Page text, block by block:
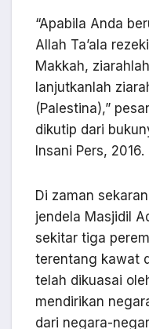
“Apabila Anda
Allah Ta’ala
Makkah,
lanjutkanlah
(Palestina),”
dikutip dari
Insani Pers, 2016.
Di zaman
jendela Masjidil
sekitar tiga
terentang kawat
telah dikuasai
mendirikan
dari negara-